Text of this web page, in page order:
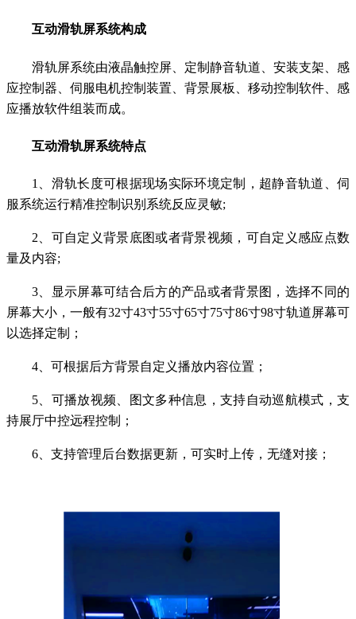
互动滑轨屏系统构成
滑轨屏系统由液晶触控屏、定制静音轨道、安装支架、感
应控制器、伺服电机控制装置、背景展板、移动控制软件、感
应播放软件组装而成。
互动滑轨屏系统特点
1、滑轨长度可根据现场实际环境定制，超静音轨道、伺
服系统运行精准控制识别系统反应灵敏;
2、可自定义背景底图或者背景视频，可自定义感应点数
量及内容;
3、显示屏幕可结合后方的产品或者背景图，选择不同的
屏幕大小，一般有32寸43寸55寸65寸75寸86寸98寸轨道屏幕可
以选择定制；
4、可根据后方背景自定义播放内容位置；
5、可播放视频、图文多种信息，支持自动巡航模式，支
持展厅中控远程控制；
6、支持管理后台数据更新，可实时上传，无缝对接；